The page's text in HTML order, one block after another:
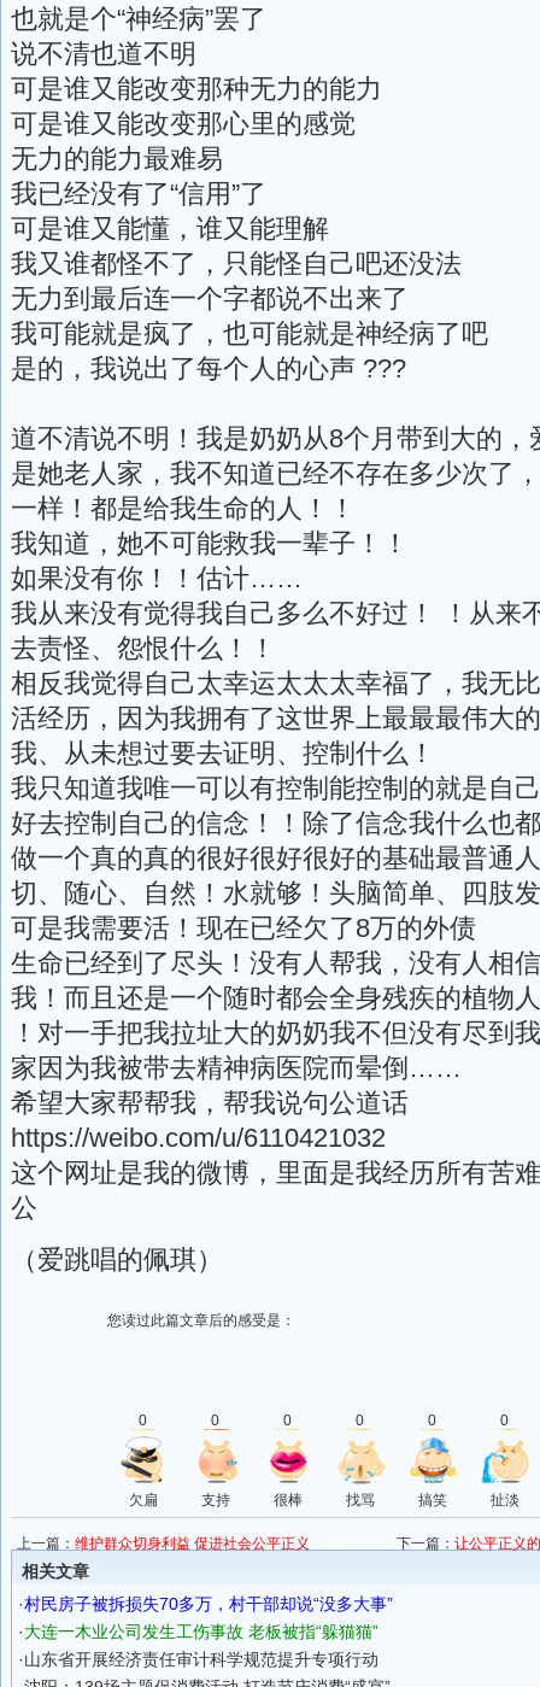
也就是个“神经病”罢了
说不清也道不明
可是谁又能改变那种无力的能力
可是谁又能改变那心里的感觉
无力的能力最难易
我已经没有了“信用”了
可是谁又能懂，谁又能理解
我又谁都怪不了，只能怪自己吧还没法
无力到最后连一个字都说不出来了
我可能就是疯了，也可能就是神经病了吧
是的，我说出了每个人的心声 ???
道不清说不明！我是奶奶从8个月带到大的
是她老人家，我不知道已经不存在多少次了
一样！都是给我生命的人！！
我知道，她不可能救我一辈子！！
如果没有你！！估计……
我从来没有觉得我自己多么不好过！ ！从来
去责怪、怨恨什么！！
相反我觉得自己太幸运太太太幸福了，我无
活经历，因为我拥有了这世界上最最最伟大
我、从未想过要去证明、控制什么！
我只知道我唯一可以有控制能控制的就是自
好去控制自己的信念！！除了信念我什么也
做一个真的真的很好很好很好的基础最普通
切、随心、自然！水就够！头脑简单、四肢
可是我需要活！现在已经欠了8万的外债
生命已经到了尽头！没有人帮我，没有人相信
我！而且还是一个随时都会全身残疾的植物人
！对一手把我拉址大的奶奶我不但没有尽到
家因为我被带去精神病医院而晕倒……
希望大家帮帮我，帮我说句公道话
https://weibo.com/u/6110421032
这个网址是我的微博，里面是我经历所有苦
公
（爱跳唱的佩琪）
您读过此篇文章后的感受是：
0 0 0 0 0 0
欠扁 支持 很棒 找骂 搞笑 扯淡
上一篇： 维护群众切身利益 促进社会公平正义 下一篇： 让公平正义
相关文章
·村民房子被拆损失70多万，村干部却说“没多大事”
·大连一木业公司发生工伤事故 老板被指“躲猫猫”
·山东省开展经济责任审计科学规范提升专项行动